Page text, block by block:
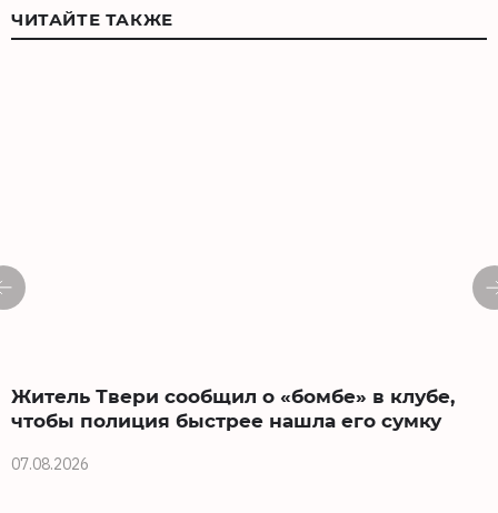
ЧИТАЙТЕ ТАКЖЕ
Житель Твери сообщил о «бомбе» в клубе,
чтобы полиция быстрее нашла его сумку
07.08.2026